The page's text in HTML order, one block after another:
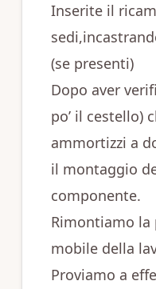
Inserite il
(se presenti)
Dopo aver
po’ il cestello)
ammortizzi a
il montaggio
componente.
Rimontiamo la
mobile della
Proviamo a